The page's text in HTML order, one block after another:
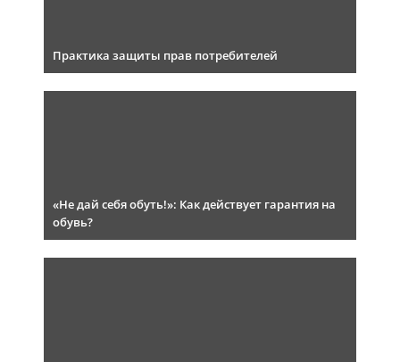
Практика защиты прав потребителей
«Не дай себя обуть!»: Как действует гарантия на
обувь?